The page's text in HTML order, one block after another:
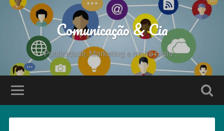
Comunicação & Cia
Publicidade, Marketing e muito mais....